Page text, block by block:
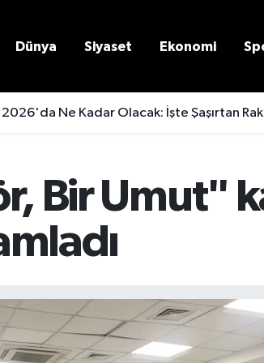
Dünya Siyaset Ekonomi
Ne Kadar Olacak: İşte Şaşırtan
Bir Umut"